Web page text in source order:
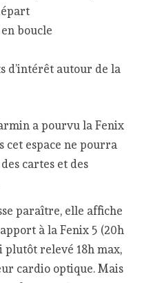
boucle
d’intérêt autour de la
a pourvu la Fenix
cet espace ne pourra
cartes et des
paraître, elle affiche
à la Fenix 5 (20h
plutôt relevé 18h max,
cardio optique. Mais